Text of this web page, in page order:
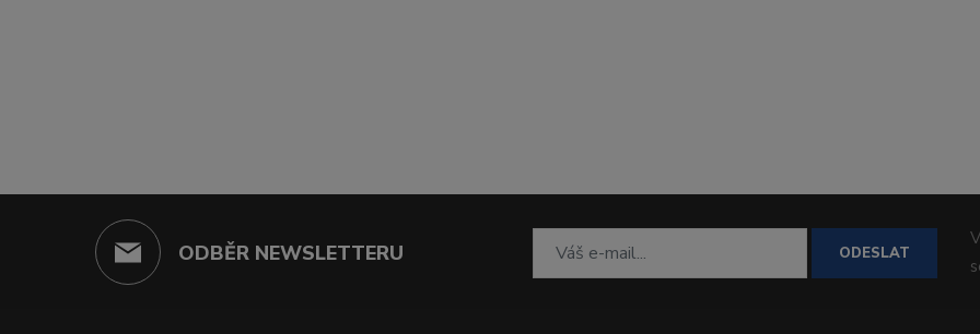
ODBĚR NEWSLETTERU ODESLAT